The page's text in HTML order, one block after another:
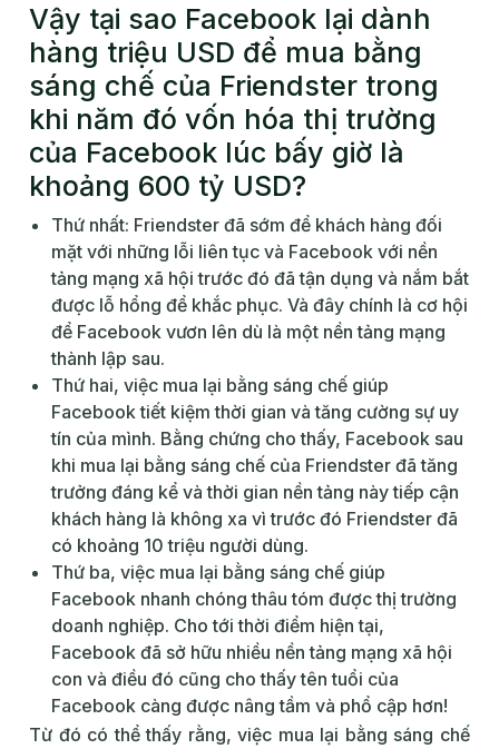
Vậy tại sao Facebook lại dành
hàng triệu USD để mua bằng
sáng chế của Friendster trong
khi năm đó vốn hóa thị trường
của Facebook lúc bấy giờ là
khoảng 600 tỷ USD?
Thứ nhất: Friendster đã sớm để khách hàng đối
mặt với những lỗi liên tục và Facebook với nền
tảng mạng xã hội trước đó đã tận dụng và nắm bắt
được lỗ hổng để khắc phục. Và đây chính là cơ hội
để Facebook vươn lên dù là một nền tảng mạng
thành lập sau.
Thứ hai, việc mua lại bằng sáng chế giúp
Facebook tiết kiệm thời gian và tăng cường sự uy
tín của mình. Bằng chứng cho thấy, Facebook sau
khi mua lại bằng sáng chế của Friendster đã tăng
trưởng đáng kể và thời gian nền tảng này tiếp cận
khách hàng là không xa vì trước đó Friendster đã
có khoảng 10 triệu người dùng.
Thứ ba, việc mua lại bằng sáng chế giúp
Facebook nhanh chóng thâu tóm được thị trường
doanh nghiệp. Cho tới thời điểm hiện tại,
Facebook đã sở hữu nhiều nền tảng mạng xã hội
con và điều đó cũng cho thấy tên tuổi của
Facebook càng được nâng tầm và phổ cập hơn!
Từ đó có thể thấy rằng, việc mua lại bằng sáng chế